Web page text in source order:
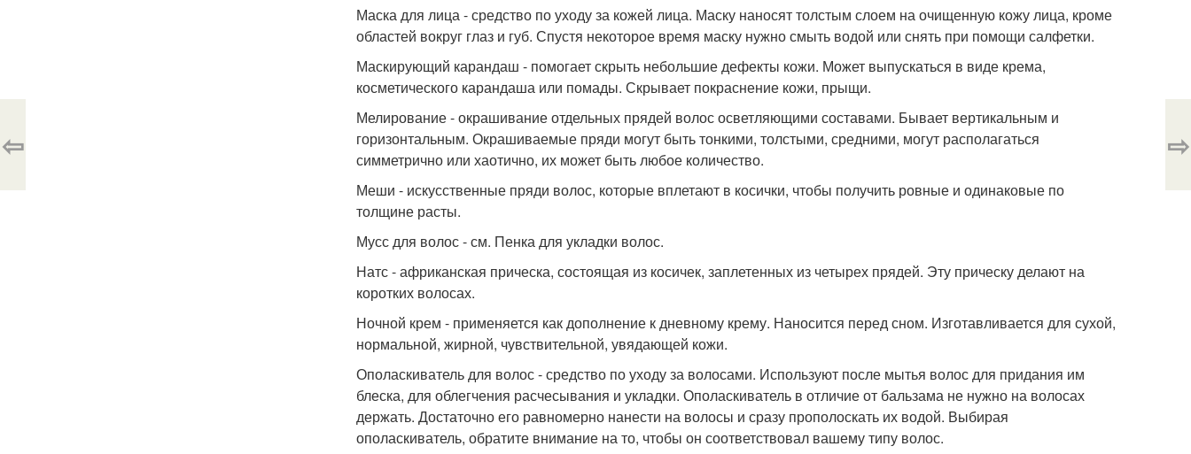
Маска для лица - средство по уходу за кожей лица. Маску наносят толстым слоем на очищенную кожу лица, кроме
областей вокруг глаз и губ. Спустя некоторое время маску нужно смыть водой или снять при помощи салфетки.
Маскирующий карандаш - помогает скрыть небольшие дефекты кожи. Может выпускаться в виде крема,
косметического карандаша или помады. Скрывает покраснение кожи, прыщи.
Мелирование - окрашивание отдельных прядей волос осветляющими составами. Бывает вертикальным и
горизонтальным. Окрашиваемые пряди могут быть тонкими, толстыми, средними, могут располагаться
симметрично или хаотично, их может быть любое количество.
Меши - искусственные пряди волос, которые вплетают в косички, чтобы получить ровные и одинаковые по
толщине расты.
Мусс для волос - см. Пенка для укладки волос.
Натс - африканская прическа, состоящая из косичек, заплетенных из четырех прядей. Эту прическу делают на
коротких волосах.
Ночной крем - применяется как дополнение к дневному крему. Наносится перед сном. Изготавливается для сухой,
нормальной, жирной, чувствительной, увядающей кожи.
Ополаскиватель для волос - средство по уходу за волосами. Используют после мытья волос для придания им
блеска, для облегчения расчесывания и укладки. Ополаскиватель в отличие от бальзама не нужно на волосах
держать. Достаточно его равномерно нанести на волосы и сразу прополоскать их водой. Выбирая
ополаскиватель, обратите внимание на то, чтобы он соответствовал вашему типу волос.
⇦ ⇨